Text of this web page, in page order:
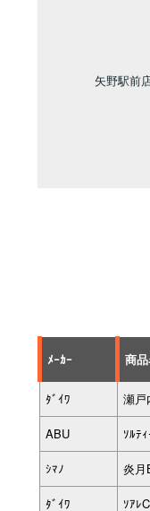
矢野駅前
ﾒｰｶｰ 商
ﾀﾞｲﾜ 瀬戸
ABU ｿﾙﾃ
ｼﾏﾉ 炎月
ﾀﾞｲﾜ ｿｱﾚ